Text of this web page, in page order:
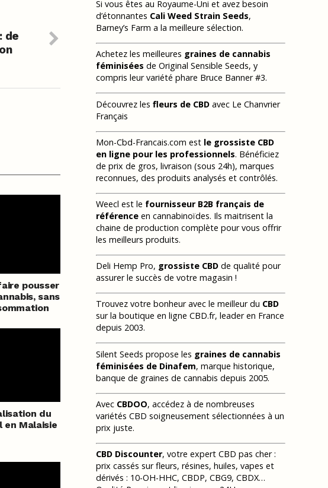
de
pousser
sans
du
en Malaisie
Si vous êtes au Royaume-Uni et avez besoin
d’étonnantes Cali Weed Strain Seeds,
Barney’s Farm a la meilleure sélection.
Achetez les meilleures graines de cannabis
féminisées de Original Sensible Seeds, y
compris leur variété phare Bruce Banner #3.
Découvrez les fleurs de CBD avec Le Chanvrier
Français
Mon-Cbd-Francais.com est le grossiste CBD
en ligne pour les professionnels. Bénéficiez
de prix de gros, livraison (sous 24h), marques
reconnues, des produits analysés et contrôlés.
Weecl est le fournisseur B2B français de
référence en cannabinoïdes. Ils maitrisent la
chaine de production complète pour vous offrir
les meilleurs produits.
Deli Hemp Pro, grossiste CBD de qualité pour
assurer le succès de votre magasin !
Trouvez votre bonheur avec le meilleur du CBD
sur la boutique en ligne CBD.fr, leader en France
depuis 2003.
Silent Seeds propose les graines de cannabis
féminisées de Dinafem, marque historique,
banque de graines de cannabis depuis 2005.
Avec CBDOO, accédez à de nombreuses
variétés CBD soigneusement sélectionnées à un
prix juste.
CBD Discounter, votre expert CBD pas cher :
prix cassés sur fleurs, résines, huiles, vapes et
dérivés : 10-OH-HHC, CBDP, CBG9, CBDX…